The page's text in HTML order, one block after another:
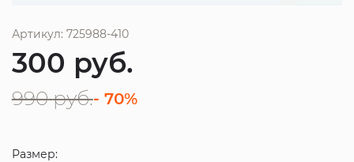
Артикул: 725988-410
300 руб.
990 руб.- 70%
Размер: